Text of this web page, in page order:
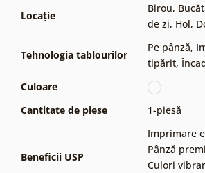
Locație
Birou,
de zi, Hol,
Tehnologia tablourilor
Pe pânză,
tipărit,
Culoare
Cantitate de piese
1-piesă
Beneficii USP
Imprimare
Pânză
Culori